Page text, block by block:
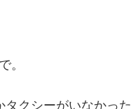
。
クシーがいなかった